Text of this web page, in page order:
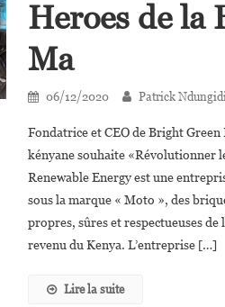
Heroes de la
Ma
06/12/2020 Patrick
Fondatrice et CEO de Bright
kényane souhaite «Révolutionner
Renewable Energy est une
sous la marque « Moto », des
propres, sûres et respectueuses
revenu du Kenya. L’entreprise […]
Lire la suite